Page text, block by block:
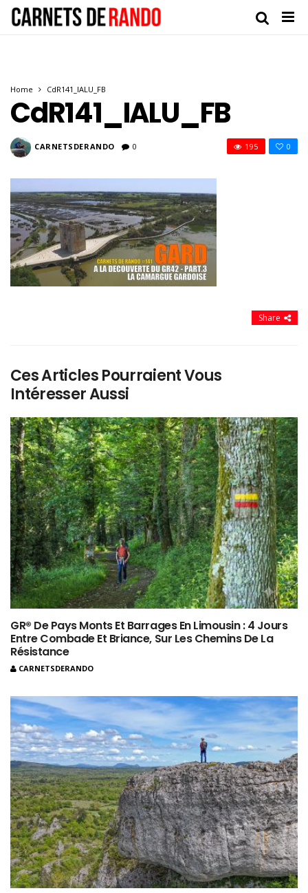
Home CdR141_IALU_FB
CdR141_IALU_FB
CARNETSDERANDO 0 0
195
Share
Ces Articles Pourraient Vous
Intéresser Aussi
GR® De Pays Monts Et Barrages En Limousin : 4 Jours
Entre Combade Et Briance, Sur Les Chemins De La
Résistance
CARNETSDERANDO